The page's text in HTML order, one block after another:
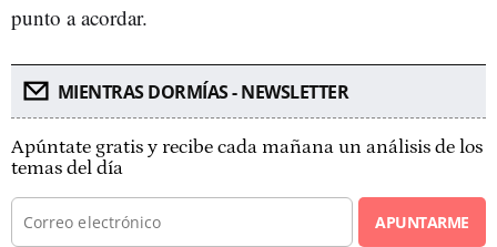
punto a acordar.
MIENTRAS DORMÍAS - NEWSLETTER
Apúntate gratis y recibe cada mañana un análisis de los
temas del día
APUNTARME